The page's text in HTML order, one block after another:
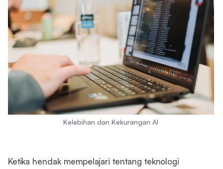
Kelebihan dan Kekurangan AI
Ketika hendak mempelajari tentang teknologi